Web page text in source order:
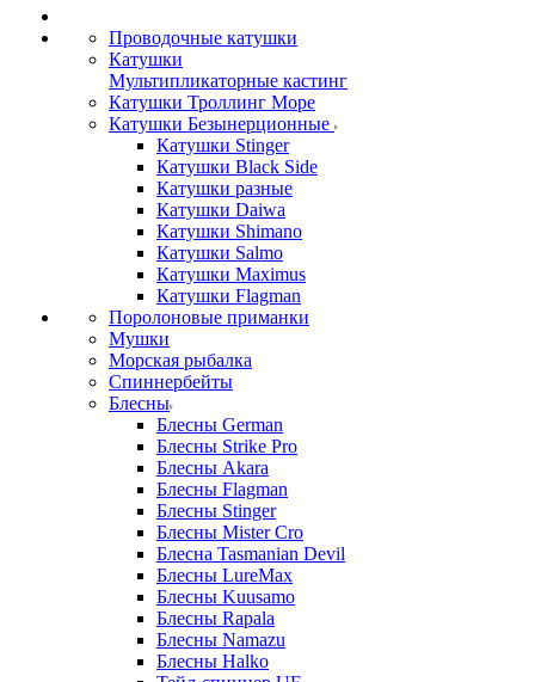
Проводочные катушки
Катушки
Мультипликаторные кастинг
Катушки Троллинг Море
Катушки Безынерционные
Катушки Stinger
Катушки Black Side
Катушки разные
Катушки Daiwa
Катушки Shimano
Катушки Salmo
Катушки Maximus
Катушки Flagman
Поролоновые приманки
Мушки
Морская рыбалка
Спиннербейты
Блесны
Блесны German
Блесны Strike Pro
Блесны Akara
Блесны Flagman
Блесны Stinger
Блесны Mister Cro
Блесна Tasmanian Devil
Блесны LureMax
Блесны Kuusamo
Блесны Rapala
Блесны Namazu
Блесны Halko